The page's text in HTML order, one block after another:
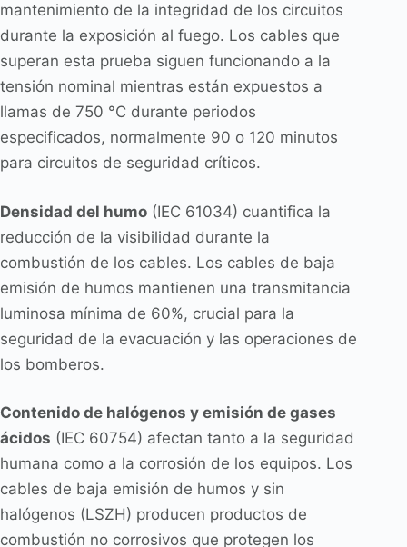
mantenimiento de la integridad de los circuitos
durante la exposición al fuego. Los cables que
superan esta prueba siguen funcionando a la
tensión nominal mientras están expuestos a
llamas de 750 °C durante periodos
especificados, normalmente 90 o 120 minutos
para circuitos de seguridad críticos.
Densidad del humo (IEC 61034) cuantifica la
reducción de la visibilidad durante la
combustión de los cables. Los cables de baja
emisión de humos mantienen una transmitancia
luminosa mínima de 60%, crucial para la
seguridad de la evacuación y las operaciones de
los bomberos.
Contenido de halógenos y emisión de gases
ácidos (IEC 60754) afectan tanto a la seguridad
humana como a la corrosión de los equipos. Los
cables de baja emisión de humos y sin
halógenos (LSZH) producen productos de
combustión no corrosivos que protegen los